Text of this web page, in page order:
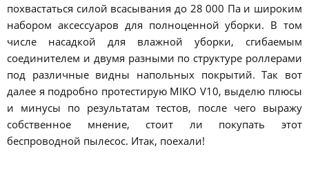
похвастаться силой всасывания до 28 000 Па и широким
набором аксессуаров для полноценной уборки. В том
числе насадкой для влажной уборки, сгибаемым
соединителем и двумя разными по структуре роллерами
под различные видны напольных покрытий. Так вот
далее я подробно протестирую MIKO V10, выделю плюсы
и минусы по результатам тестов, после чего выражу
собственное мнение, стоит ли покупать этот
беспроводной пылесос. Итак, поехали!